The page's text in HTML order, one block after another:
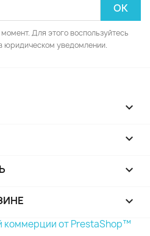
Для этого воспользуйтесь
юридическом уведомлении.



keyboard_arrow_down
от PrestaShop™